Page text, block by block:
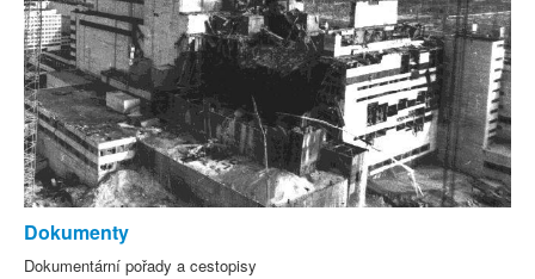
Dokumenty
Dokumentární pořady a cestopisy